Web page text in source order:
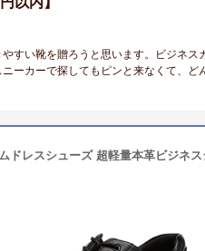
すい靴を贈ろうと思います。ビジネス
ーカーで探してもピンと来なくて、ど
ドレスシューズ 超軽量本革ビジネ